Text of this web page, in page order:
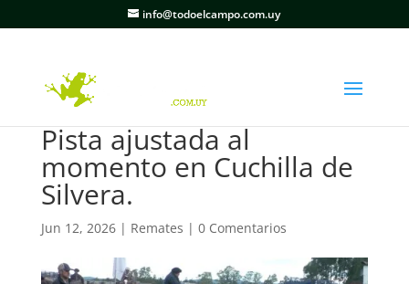
info@todoelcampo.com.uy
Pista ajustada al
momento en Cuchilla de
Silvera.
Jun 12, 2026| Remates | 0 Comentarios